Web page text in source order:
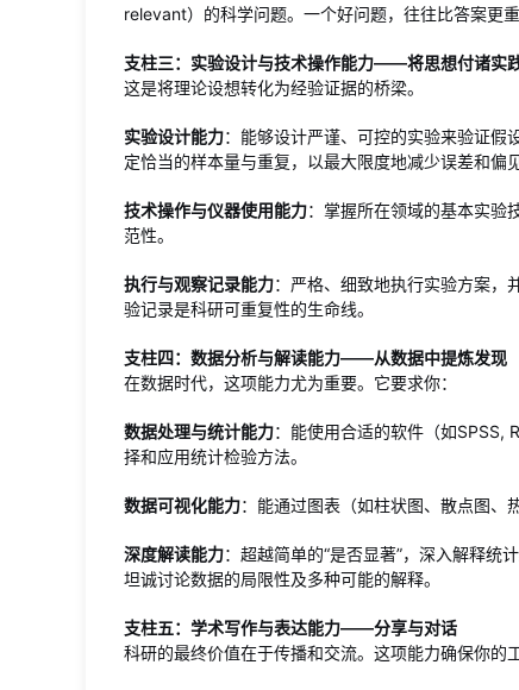
relevant）的科学问题。一个好问题，往往比答案更重
支柱三：实验设计与技术操作能力——将思想付诸实
这是将理论设想转化为经验证据的桥梁。
实验设计能力：能够设计严谨、可控的实验来验证假
定恰当的样本量与重复，以最大限度地减少误差和偏见
技术操作与仪器使用能力：掌握所在领域的基本实验
范性。
执行与观察记录能力：严格、细致地执行实验方案，
验记录是科研可重复性的生命线。
支柱四：数据分析与解读能力——从数据中提炼发现
在数据时代，这项能力尤为重要。它要求你：
数据处理与统计能力：能使用合适的软件（如SPSS,
择和应用统计检验方法。
数据可视化能力：能通过图表（如柱状图、散点图、
深度解读能力：超越简单的“是否显著”，深入解释统
坦诚讨论数据的局限性及多种可能的解释。
支柱五：学术写作与表达能力——分享与对话
科研的最终价值在于传播和交流。这项能力确保你的